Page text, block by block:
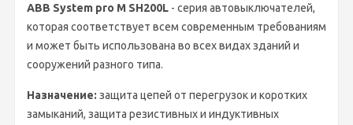
ABB System pro M SH200L - серия автовыключателей,
которая соответствует всем современным требованиям
и может быть использована во всех видах зданий и
сооружений разного типа.
Назначение: защита цепей от перегрузок и коротких
замыканий, защита резистивных и индуктивных